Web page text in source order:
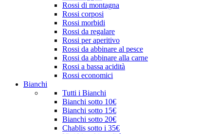
Rossi di montagna
Rossi corposi
Rossi morbidi
Rossi da regalare
Rossi per aperitivo
Rossi da abbinare al pesce
Rossi da abbinare alla carne
Rossi a bassa acidità
Rossi economici
Bianchi
Tutti i Bianchi
Bianchi sotto 10€
Bianchi sotto 15€
Bianchi sotto 20€
Chablis sotto i 35€